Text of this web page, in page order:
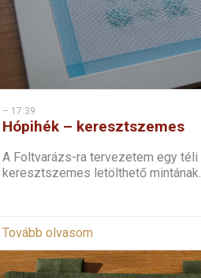
– 17:39
Hópihék – keresztszemes
A Foltvarázs-ra tervezetem egy téli
keresztszemes letölthető mintának.
Tovább olvasom